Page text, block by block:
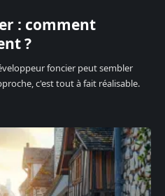
: comment
?
foncier peut sembler
c'est tout à fait réalisable.